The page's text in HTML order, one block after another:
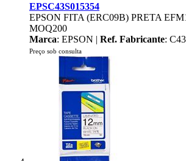
EPSC43S015354
EPSON FITA (ERC09B) PRETA
MOQ200
Marca: EPSON | Ref. Fabricante:
Preço sob consulta